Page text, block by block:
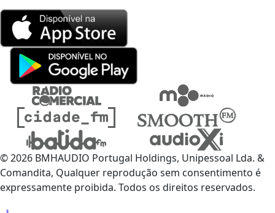
© 2026 BMHAUDIO Portugal Holdings, Unipessoal Lda. &
Comandita, Qualquer reprodução sem consentimento é
expressamente proibida. Todos os direitos reservados.